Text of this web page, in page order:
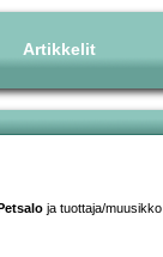
Artikkelit
ja tuottaja/muusikko